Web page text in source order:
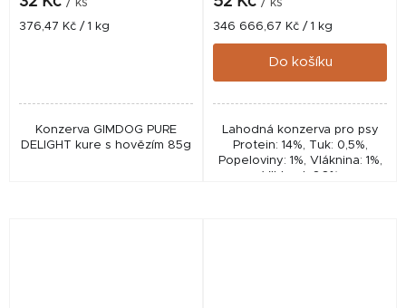
/ ks
Měrná
376,47 Kč / 1 kg
Konzerva GIMDOG PURE
DELIGHT kure s hovězím 85g
/ ks
Měrná
cena:
346 666,67 Kč / 1 kg
Do košíku
Lahodná konzerva pro psy
Protein: 14%, Tuk: 0,5%,
Popeloviny: 1%, Vláknina: 1%,
Vlhkost: 86%